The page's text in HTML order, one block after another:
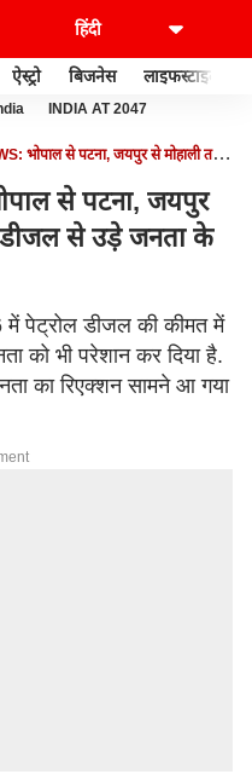
ऐस्ट्रो बिजनेस लाइफस्टाइल
INDIA AT 2047
भोपाल से पटना, जयपुर से मोहाली तक,
से पटना, जयपुर
डीजल से उड़े जनता के
पेट्रोल डीजल की कीमत में
को भी परेशान कर दिया है.
का रिएक्शन सामने आ गया